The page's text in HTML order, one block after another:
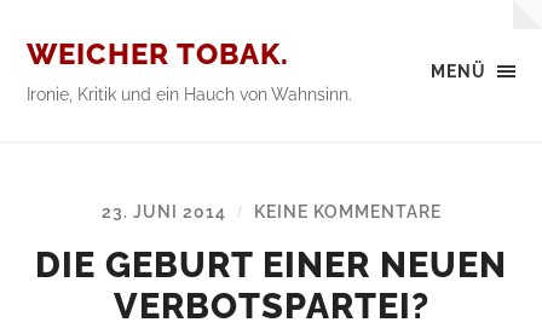
MENÜ
WEICHER TOBAK.
Ironie, Kritik und ein Hauch von Wahnsinn.
23. JUNI 2014 / KEINE KOMMENTARE
DIE GEBURT EINER NEUEN
VERBOTSPARTEI?